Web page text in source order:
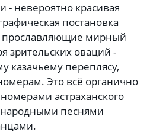
невероятно красивая
постановка
прославляющие мирный
зрительских оваций -
казачьему переплясу,
Это всё органично
астраханского
песнями